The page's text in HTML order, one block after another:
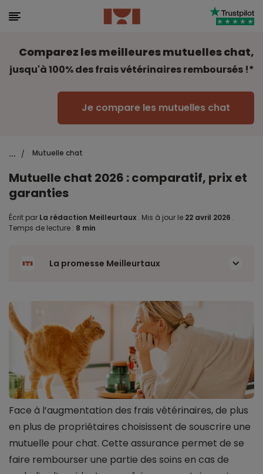
Comparez les meilleures mutuelles chat,
jusqu'à 100% des frais vétérinaires remboursés !*
Je compare les mutuelles chat
... / Mutuelle chat
Mutuelle chat 2026 : comparatif, prix et
garanties
Écrit par La rédaction Meilleurtaux . Mis à jour le 22 avril 2026 .
Temps de lecture : 8 min
La promesse Meilleurtaux
Face à l’augmentation des frais vétérinaires, de plus
en plus de propriétaires choisissent de souscrire une
mutuelle pour chat. Cette assurance permet de se
faire rembourser une partie des soins en cas de